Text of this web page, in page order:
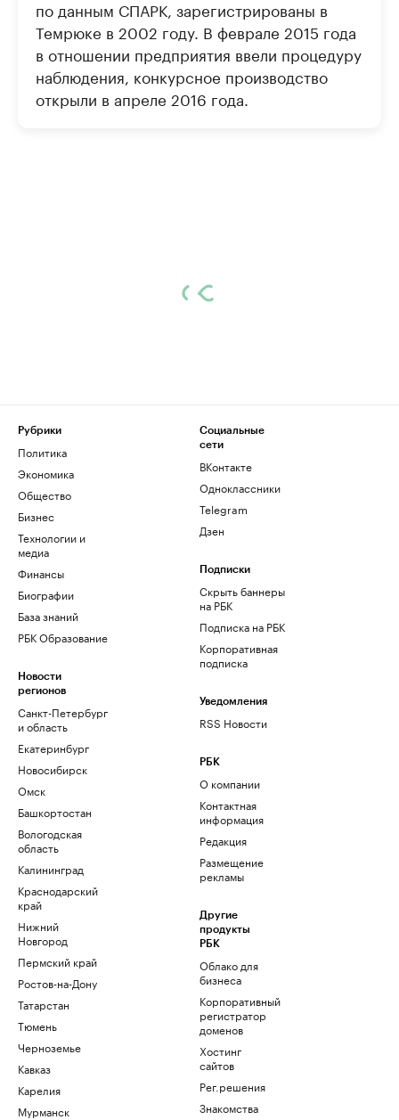
по данным СПАРК, зарегистрированы в
Темрюке в 2002 году. В феврале 2015 года
в отношении предприятия ввели процедуру
наблюдения, конкурсное производство
открыли в апреле 2016 года.
Рубрики
Политика
Экономика
Общество
Бизнес
Технологии и
медиа
Финансы
Биографии
База знаний
РБК Образование
Новости
регионов
Санкт-Петербург
и область
Екатеринбург
Новосибирск
Омск
Башкортостан
Вологодская
область
Калининград
Краснодарский
край
Нижний
Новгород
Пермский край
Ростов-на-Дону
Татарстан
Тюмень
Черноземье
Кавказ
Карелия
Мурманск
Социальные
сети
ВКонтакте
Одноклассники
Telegram
Дзен
Подписки
Скрыть баннеры
на РБК
Подписка на РБК
Корпоративная
подписка
Уведомления
RSS Новости
РБК
О компании
Контактная
информация
Редакция
Размещение
рекламы
Другие
продукты
РБК
Облако для
бизнеса
Корпоративный
регистратор
доменов
Хостинг
сайтов
Рег.решения
Знакомства